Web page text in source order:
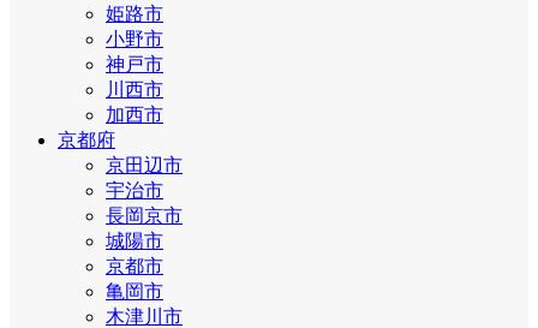
姫路市
小野市
神戸市
川西市
加西市
京都府
京田辺市
宇治市
長岡京市
城陽市
京都市
亀岡市
木津川市